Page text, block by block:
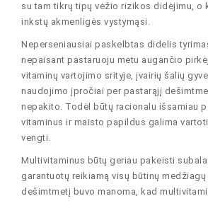
su tam tikrų tipų vėžio rizikos didėjimu, o
inkstų akmenligės vystymąsi.
Neperseniausiai paskelbtas didelis
nepaisant pastaruoju metu augančio
vitaminų vartojimo srityje, įvairių šalių
naudojimo įpročiai per pastarąjį
nepakito. Todėl būtų racionalu išsamiau
vitaminus ir maisto papildus galima
vengti.
Multivitaminus būtų geriau pakeisti
garantuotų reikiamą visų būtinų
dešimtmetį buvo manoma, kad